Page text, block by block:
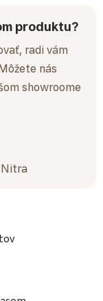
produktu?
radi vám
nás
showroome
Nitra